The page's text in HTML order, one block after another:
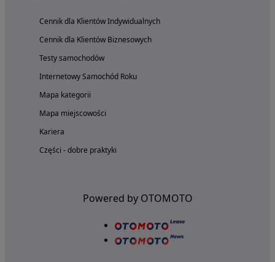
Cennik dla Klientów Indywidualnych
Cennik dla Klientów Biznesowych
Testy samochodów
Internetowy Samochód Roku
Mapa kategorii
Mapa miejscowości
Kariera
Części - dobre praktyki
Powered by OTOMOTO